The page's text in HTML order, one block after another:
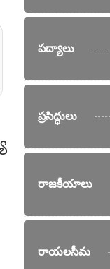
పద్యాలు
ప్రసిద్ధులు
రాజకీయాలు
రాయలసీమ